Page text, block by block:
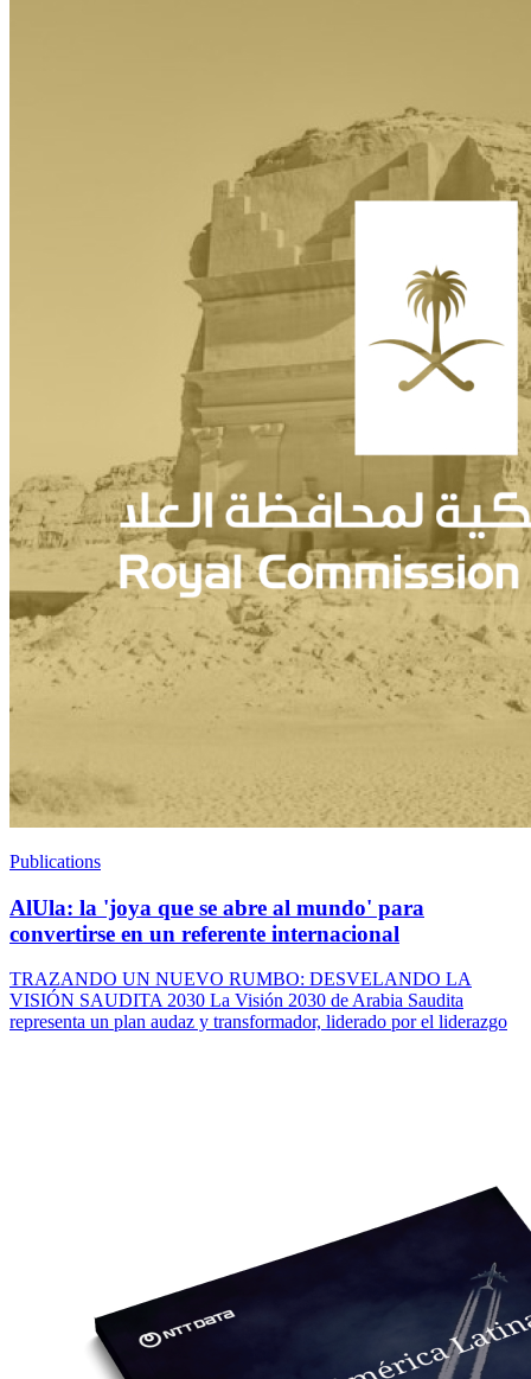
Publications
AlUla: la 'joya que se abre al mundo' para
convertirse en un referente internacional
TRAZANDO UN NUEVO RUMBO: DESVELANDO LA
VISIÓN SAUDITA 2030 La Visión 2030 de Arabia Saudita
representa un plan audaz y transformador, liderado por el liderazgo